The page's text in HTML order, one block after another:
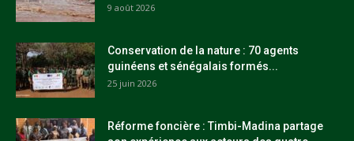
9 août 2026
Conservation de la nature : 70 agents
guinéens et sénégalais formés...
25 juin 2026
Réforme foncière : Timbi-Madina partage